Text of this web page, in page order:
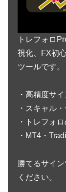
トレフォロ
視化、FX初
ツールです。
・高精度サイ
・スキャル
・トレフォ
・MT4・
勝てるサイ
ください。